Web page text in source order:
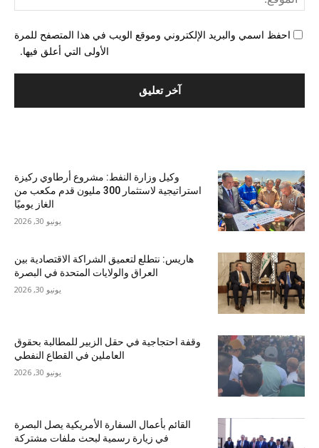
احفظ اسمي والبريد الإلكتروني وموقع الويب في هذا المتصفح للمرة
الأولى التي أعلق فيها.
وكيل وزارة النفط: مشروع أرطاوي ركيزة
استراتيجية لاستثمار 300 مليون قدم مكعب من
الغاز يوميًا
يونيو 30, 2026
هاريس: نتطلع لتعميق الشراكة الاقتصادية بين
العراق والولايات المتحدة في البصرة
يونيو 30, 2026
وقفة احتجاجية في حقل الزبير للمطالبة بحقوق
العاملين في القطاع النفطي
يونيو 30, 2026
القائم بأعمال السفارة الأمريكية يصل البصرة
في زيارة رسمية لبحث ملفات مشتركة